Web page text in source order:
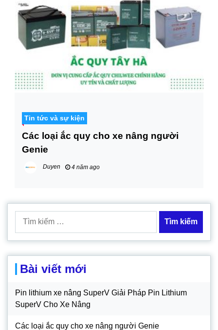
Tin tức và sự kiện
Các loại ắc quy cho xe nâng người
Genie
Duyen 4 năm ago
cho:
Bài viết mới
Pin lithium xe nâng SuperV Giải Pháp Pin Lithium
SuperV Cho Xe Nâng
Các loại ắc quy cho xe nâng người Genie